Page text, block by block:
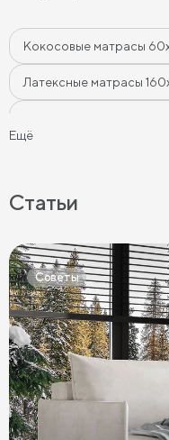
Кокосовые матрасы
Латексные матрасы
Матрасы 160x200 см
Матрасы 200 см
Беспружинные матрасы
Матрасы средней
Тонкие матрасы
Ещё
Статьи
Советы